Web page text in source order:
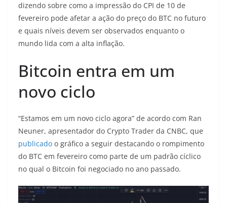
dizendo sobre como a impressão do CPI de 10 de
fevereiro pode afetar a ação do preço do BTC no futuro
e quais níveis devem ser observados enquanto o
mundo lida com a alta inflação.
Bitcoin entra em um
novo ciclo
“Estamos em um novo ciclo agora” de acordo com Ran
Neuner, apresentador do Crypto Trader da CNBC, que
publicado o gráfico a seguir destacando o rompimento
do BTC em fevereiro como parte de um padrão cíclico
no qual o Bitcoin foi negociado no ano passado.